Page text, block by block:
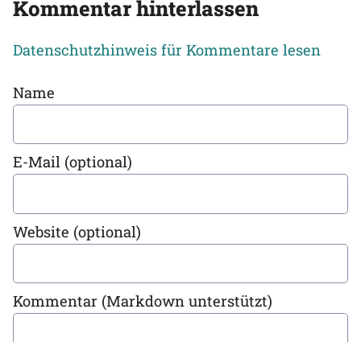
Kommentar hinterlassen
Datenschutzhinweis für Kommentare lesen
Name
E-Mail (optional)
Website (optional)
Kommentar (Markdown unterstützt)